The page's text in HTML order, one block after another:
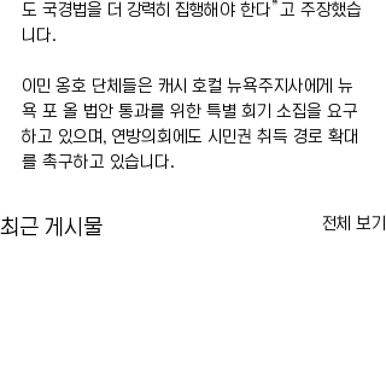
도 국경법을 더 강력히 집행해야 한다”고 주장했습
니다.
이민 옹호 단체들은 캐시 호컬 뉴욕주지사에게 뉴
욕 포 올 법안 통과를 위한 특별 회기 소집을 요구
하고 있으며, 연방의회에도 시민권 취득 경로 확대
를 촉구하고 있습니다.
최근 게시물 전체 보기